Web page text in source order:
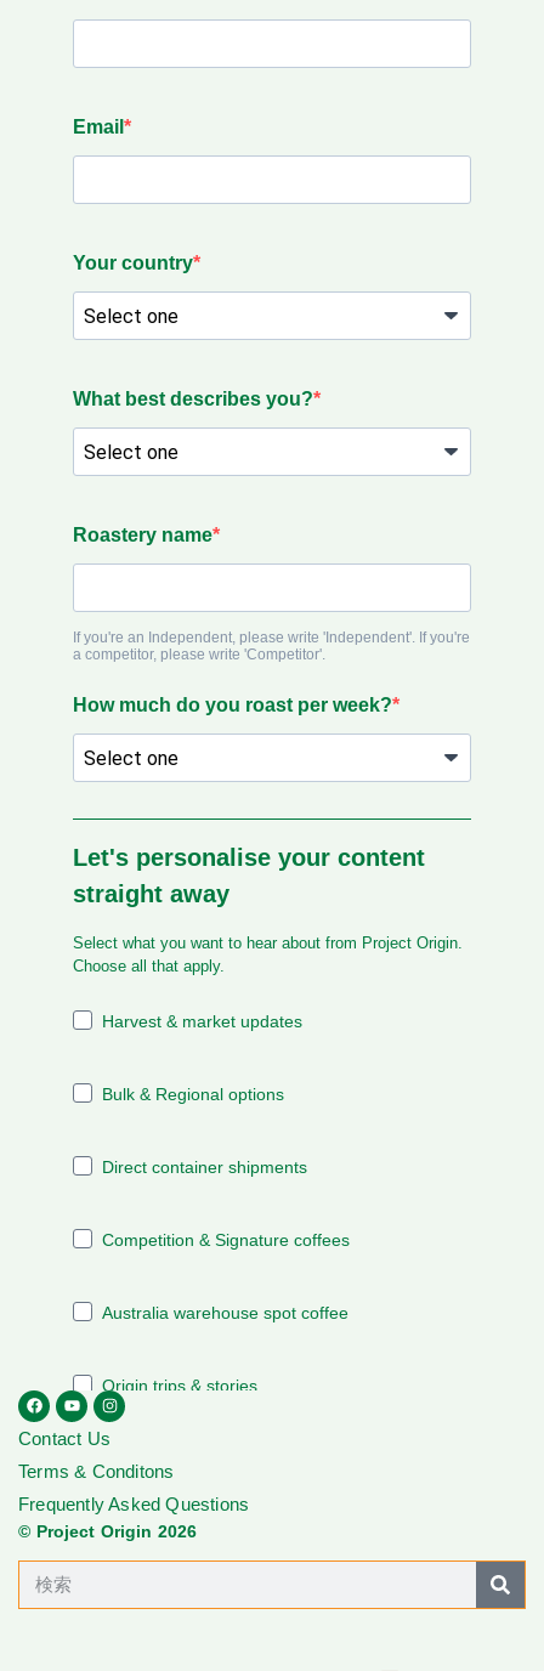
Contact Us
Terms & Conditons
Frequently Asked Questions
© Project Origin 2026